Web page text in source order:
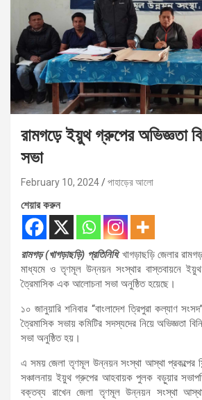
রামগড়ে ইয়ুথ গ্রুপের অভিজ্ঞতা
সভা
February 10, 2024 পাহাড়ের আলো
শেয়ার করুন
রামগড় (খাগড়াছড়ি) প্রতিনিধি: খাগড়াছড়ি জেলার
মাধ্যমে ও তৃণমূল উন্নয়ন সংস্থার বাস্তবায়নে
ত্রৈমাসিক এক আলোচনা সভা অনুষ্ঠিত হয়েছে।
১০ জানুয়ারি শনিবার “বাংলাদেশ ত্রিপুরা কল্যাণ
ত্রৈমাসিক সভায় কমিটির সদস্যদের নিয়ে অভিজ্ঞতা
সভা অনুষ্ঠিত হয়।
এ সময় জেলা তৃণমূল উন্নয়ন সংস্থা আস্থা প্রকল্পের
সঞ্চালনায় ইয়ুথ গ্রুপের আহবায়ক পুলক বড়ুয়ার
বক্তব্য রাখেন জেলা তৃণমূল উন্নয়ন সংস্থা আস্থা